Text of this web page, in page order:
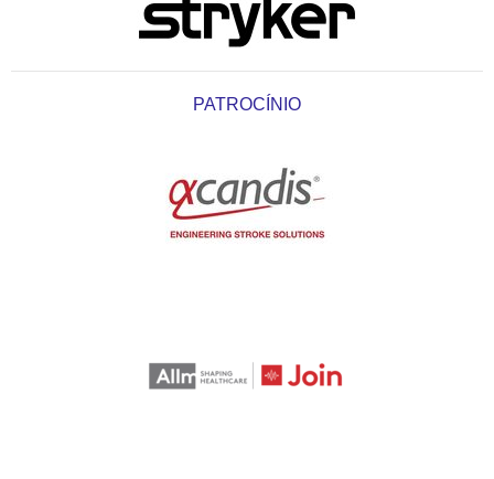
PATROCÍNIO